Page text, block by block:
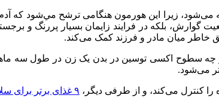
زیرا این هورمون هنگامی ترشح مي‌شود که آدم‌ها
گوارش، بلکه در فرایند زایمان بسیار پررنگ و
خاطر میان مادر و فرزند کمک می‌کند.
منتشر شدند، هر چه سطوح اکسی توسین در بدن یک زن در
می‌شود.
کنترل می‌کند، و از طرفی دیگر، ۹ غذای برتر برای سلامت و قدرت مغز